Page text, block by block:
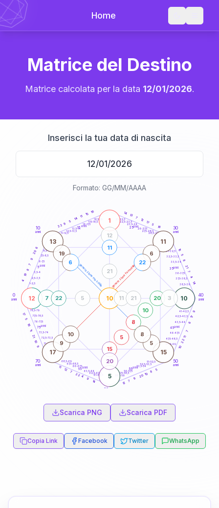
Home
Matrice del Destino
Matrice calcolata per la data 12/01/2026.
Inserisci la tua data di nascita
Formato: GG/MM/AAAA
generazione maschile generazione femminile
0
anni
10
anni
30
anni
40
anni
50
anni
60
70
anni
1-2,5
2,5-3,5
3,5-4
6-7,5
7,5-8,5
8,5-9
11-12,5
12,5-13,5
13,5-14
16-17,5
17,5-18,5
18,5-19
21-22,5
22,5-23,5
23,5-24
26-27,5
27,5-28,5
28,5-29
31-32,5
32,5-33,5
33,5-34
36-37,5
37,5-38,5
38,5-39
41-42,5
42,5-43,5
43,5-44
46-47,5
47,5-48,5
48,5-49
51-52,5
52,5-53,5
53,5-54
56-57,5
57,5-58,5
58,5-59
61-62,5
62,5-63,5
63,5-64
66-67,5
67,5-68,5
68,5-69
71-72,5
72,5-73,5
73,5-74
76-77,5
77,5-78,5
78,5-79
4
19
8
7
9
20
6
22 9
5
14
11
15
16 14
13 7
12
17 5
16
16
5
8
21
7
4
14
9
17
6
7
11
22
10
5
8
10
20
9
7
12
14
9
4
22
7
12
11
9
10
21
11
16
5
17
12
1
10
5
10
13 11
17 15
15
5
8
10
20
7
12
3
20
22
11
11 21
5
21
19
6
6
22
9
10
5
8
5anni
15 anni 25anni
35anni
45anni
55anni
65anni
75anni
Scarica PNG Scarica PDF
Copia Link Facebook Twitter WhatsApp